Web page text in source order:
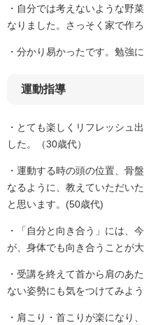
・自分では考えないような野
なりました。さっそく家で作
・分かり易かったです。勉強
運動指導
・とても楽しくリフレッシュ
した。（30歳代）
・運動する時の頭の位置、骨
なるように、教えていただい
と思います。(50歳代)
・「自分と向き合う」には、
が、身体でも向き合うことが
・受講を終えて首から肩のあ
ない姿勢にも気をつけてみよ
・肩こり・首こりが楽になり